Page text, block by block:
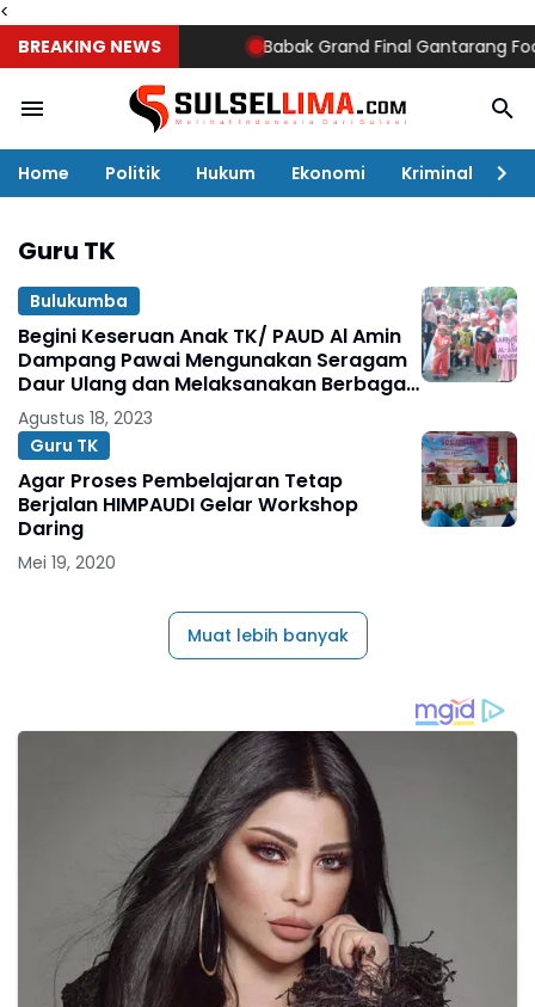
<
BREAKING NEWS
Babak Grand Final Gantarang
Home Politik Hukum Ekonomi Kriminal
Guru TK
Bulukumba
Begini Keseruan Anak TK/ PAUD Al Amin
Dampang Pawai Mengunakan Seragam
Daur Ulang dan Melaksanakan Berbagai
Lomba HUT RI
Agustus 18, 2023
Guru TK
Agar Proses Pembelajaran Tetap
Berjalan HIMPAUDI Gelar Workshop
Daring
Mei 19, 2020
Muat lebih banyak